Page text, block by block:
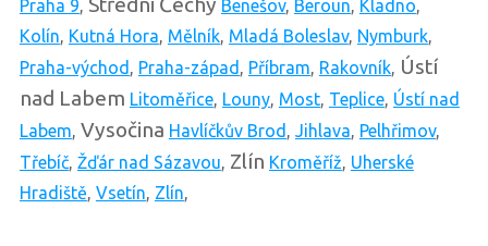
Praha 9, Benešov, Beroun, Kladno,
Kolín, Kutná Hora, Mělník, Mladá Boleslav, Nymburk,
Praha-východ , Praha-západ , Příbram, Rakovník, Ústí
nad Labem Litoměřice, Louny, Most, Teplice, Ústí nad
Labem, Vysočina Havlíčkův Brod , Jihlava, Pelhřimov,
Třebíč, Žďár nad Sázavou, Zlín Kroměříž, Uherské
Hradiště, Vsetín, Zlín,